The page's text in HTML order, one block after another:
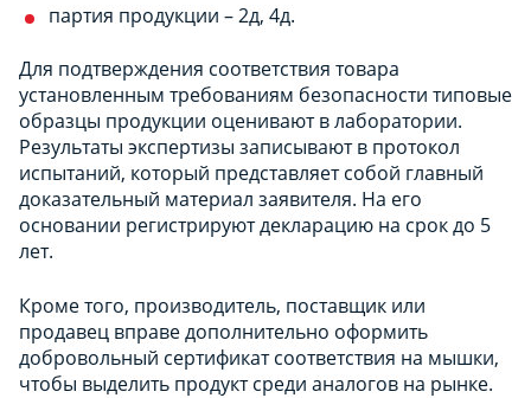
партия продукции – 2д, 4д.
Для подтверждения соответствия товара
установленным требованиям безопасности типовые
образцы продукции оценивают в лаборатории.
Результаты экспертизы записывают в протокол
испытаний, который представляет собой главный
доказательный материал заявителя. На его
основании регистрируют декларацию на срок до 5
лет.
Кроме того, производитель, поставщик или
продавец вправе дополнительно оформить
добровольный сертификат соответствия на мышки,
чтобы выделить продукт среди аналогов на рынке.